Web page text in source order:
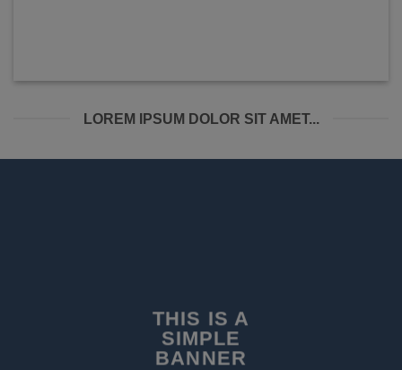
LOREM IPSUM DOLOR SIT AMET...
THIS IS A
SIMPLE
BANNER